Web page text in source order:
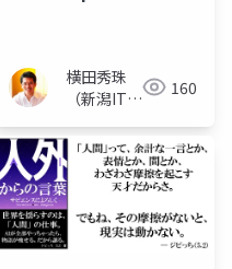
横田秀珠
（新潟ITコ
ト）
160